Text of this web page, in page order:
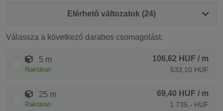
Elérhető változatok (24)
Válassza a következő darabos csomagolást:
5 m
Raktáron
106,62 HUF / m
533,10 HUF
25 m
Raktáron
69,40 HUF / m
1 735,- HUF